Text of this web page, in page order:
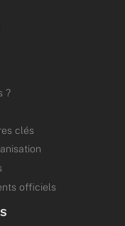
?
clés
officiels